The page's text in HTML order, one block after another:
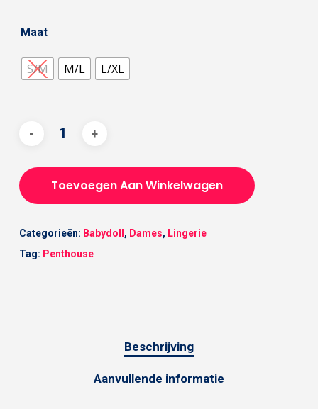
Maat
S/M M/L L/XL
Toevoegen Aan Winkelwagen
Categorieën: Babydoll , Dames, Lingerie
Tag: Penthouse
Beschrijving
Aanvullende informatie